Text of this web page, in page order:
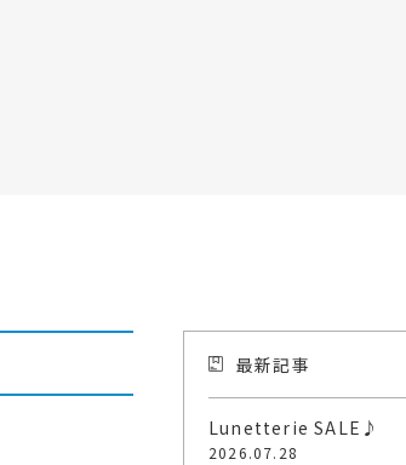
最新記事
Lunetterie SALE♪
2026.07.28